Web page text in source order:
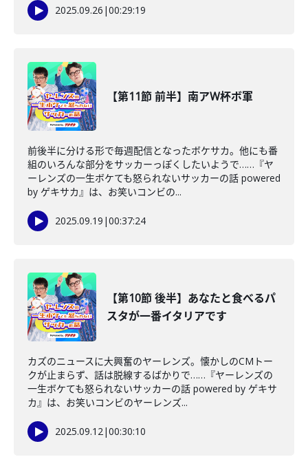
2025.09.26 |00:29:19
【第11節 前半】南アW杯ボ軍
前後半に分ける形で毎週配信となったボケサカ。他にも番
組のいろんな部分をサッカーっぽくしたいようで……『ヤ
ーレンズの一生ボケても怒られないサッカーの話 powered
by ゲキサカ』は、お笑いコンビの...
2025.09.19 |00:37:24
【第10節 後半】あなたと食べるパ
スタが一番イタリアです
カズのニュースに大興奮のヤーレンズ。懐かしのCMトー
クが止まらず、話は脱線するばかりで……『ヤーレンズの
一生ボケても怒られないサッカーの話 powered by ゲキサ
カ』は、お笑いコンビのヤーレンズ...
2025.09.12|00:30:10